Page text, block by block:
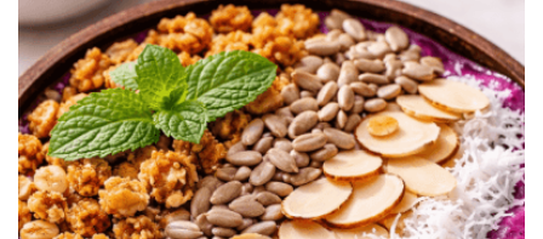
melimpah. Anda bisa memanfaatkanReview Alat Dapur
Pintar Berbasis AIguna mengatur suhu oven. Fokuslah
pada pemerataan bumbu agar setiap butir oat terlapisi
madu.Ringkasnya, kualitas bahan menentukan rasa
akhir dariCamilan DietAnda. Sajian ini akan membuat
keluarga Anda semakin rajin sarapan.
Langkah Membuat Granola Sehat